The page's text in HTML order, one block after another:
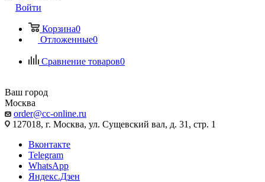
Войти
Корзина0
Отложенные0
Сравнение товаров0
Ваш город
Москва
order@cc-online.ru
127018, г. Москва, ул. Сущевский вал, д. 31, стр. 1
Вконтакте
Telegram
WhatsApp
Яндекс.Дзен